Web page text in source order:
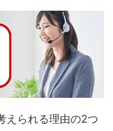
えられる理由の2つ